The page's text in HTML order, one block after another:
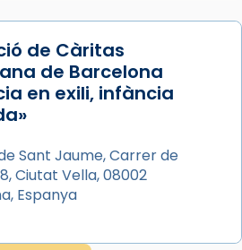
Compostela fou un gran
medievals de tot
de Roma i terra
Jaume, raïms aigualits;
te'n llepes els dits»,
de Càritas
de Barcelona
en exili, infància
Sant Jaume, Carrer de
Ciutat Vella, 08002
Espanya